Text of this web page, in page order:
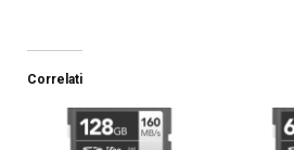
Correlati